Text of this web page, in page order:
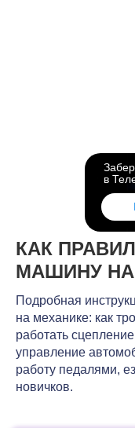
КАК
МАШИНУ
Подробная
на механике: как
работать
управление
работу педалями,
новичков.
в